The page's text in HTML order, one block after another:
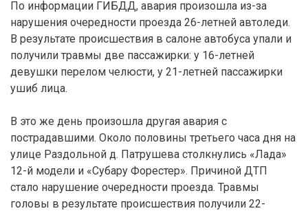
По информации ГИБДД, авария произошла из-за
нарушения очередности проезда 26-летней автоледи.
В результате происшествия в салоне автобуса упали и
получили травмы две пассажирки: у 16-летней
девушки перелом челюсти, у 21-летней пассажирки
ушиб лица.
В это же день произошла другая авария с
пострадавшими. Около половины третьего часа дня на
улице Раздольной д. Патрушева столкнулись «Лада»
12-й модели и «Субару Форестер». Причиной ДТП
стало нарушение очередности проезда. Травмы
головы в результате происшествия получили 22-